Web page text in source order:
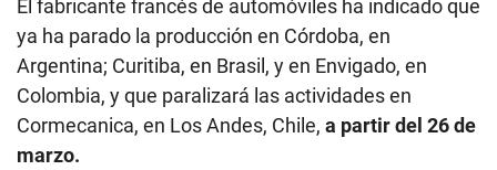
El fabricante francés de automóviles ha indicado que
ya ha parado la producción en Córdoba, en
Argentina; Curitiba, en Brasil, y en Envigado, en
Colombia, y que paralizará las actividades en
Cormecanica, en Los Andes, Chile, a partir del 26 de
marzo.